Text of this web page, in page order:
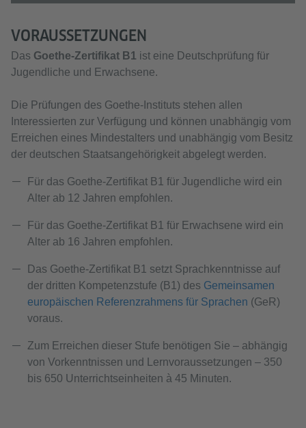
VORAUSSETZUNGEN
Das Goethe-Zertifikat B1 ist eine Deutschprüfung für
Jugendliche und Erwachsene.
Die Prüfungen des Goethe-Instituts stehen allen
Interessierten zur Verfügung und können unabhängig vom
Erreichen eines Mindestalters und unabhängig vom Besitz
der deutschen Staatsangehörigkeit abgelegt werden.
Für das Goethe-Zertifikat B1 für Jugendliche wird ein
Alter ab 12 Jahren empfohlen.
Für das Goethe-Zertifikat B1 für Erwachsene wird ein
Alter ab 16 Jahren empfohlen.
Das Goethe-Zertifikat B1 setzt Sprachkenntnisse auf
der dritten Kompetenzstufe (B1) des Gemeinsamen
europäischen Referenzrahmens für Sprachen (GeR)
voraus.
Zum Erreichen dieser Stufe benötigen Sie – abhängig
von Vorkenntnissen und Lernvoraussetzungen – 350
bis 650 Unterrichtseinheiten à 45 Minuten.